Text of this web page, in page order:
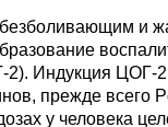
Индукция ЦОГ-
прежде всего
у человека